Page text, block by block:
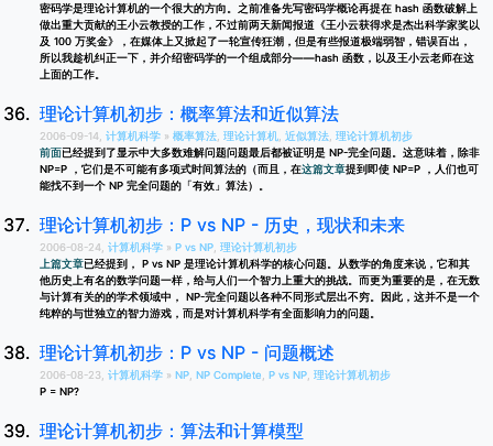
密码学是理论计算机的一个很大的方向。之前准备先写密码学概论再提在 hash 函数破解上
做出重大贡献的王小云教授的工作，不过前两天新闻报道《王小云获得求是杰出科学家奖以
及 100 万奖金》，在媒体上又掀起了一轮宣传狂潮，但是有些报道极端弱智，错误百出，
所以我趁机纠正一下，并介绍密码学的一个组成部分——hash 函数，以及王小云老师在这
上面的工作。
理论计算机初步：概率算法和近似算法
2006-09-14, 计算机科学 » 概率算法, 理论计算机, 近似算法, 理论计算机初步
前面已经提到了显示中大多数难解问题问题最后都被证明是 NP-完全问题。这意味着，除非
NP=P ，它们是不可能有多项式时间算法的（而且，在这篇文章提到即使 NP=P ，人们也可
能找不到一个 NP 完全问题的「有效」算法）。
理论计算机初步：P vs NP - 历史，现状和未来
2006-08-24, 计算机科学 » P vs NP, 理论计算机初步
上篇文章已经提到， P vs NP 是理论计算机科学的核心问题。从数学的角度来说，它和其
他历史上有名的数学问题一样，给与人们一个智力上重大的挑战。而更为重要的是，在无数
与计算有关的的学术领域中， NP-完全问题以各种不同形式层出不穷。因此，这并不是一个
纯粹的与世独立的智力游戏，而是对计算机科学有全面影响力的问题。
理论计算机初步：P vs NP - 问题概述
2006-08-23, 计算机科学 » NP, NP Complete, P vs NP, 理论计算机初步
P = NP?
理论计算机初步：算法和计算模型